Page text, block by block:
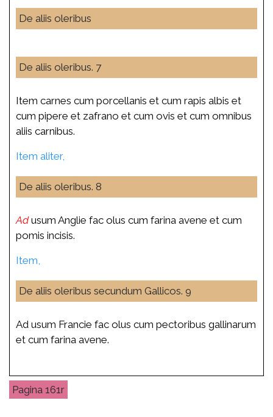
De aliis oleribus
De aliis oleribus. 7
Item carnes cum porcellanis et cum rapis albis et
cum pipere et zafrano et cum ovis et cum omnibus
aliis carnibus.
Item aliter,
De aliis oleribus. 8
Adusum Anglie fac olus cum farina avene et cum
pomis incisis.
Item,
De aliis oleribus secundum Gallicos. 9
Ad usum Francie fac olus cum pectoribus gallinarum
et cum farina avene.
161r